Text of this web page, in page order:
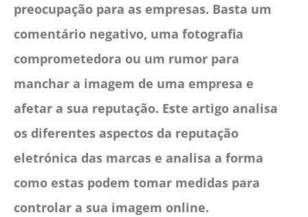
preocupação para as empresas. Basta um
comentário negativo, uma fotografia
comprometedora ou um rumor para
manchar a imagem de uma empresa e
afetar a sua reputação. Este artigo analisa
os diferentes aspectos da reputação
eletrónica das marcas e analisa a forma
como estas podem tomar medidas para
controlar a sua imagem online.